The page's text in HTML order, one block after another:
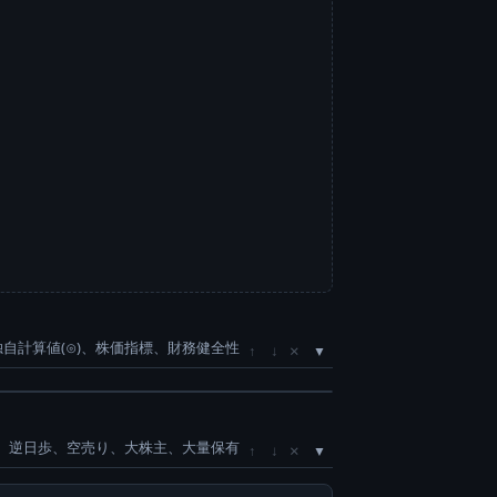
自計算値(⊙)、株価指標、財務健全性 ↑ ↓ ×
逆日歩、空売り、大株主、大量保有 ↑ ↓ ×